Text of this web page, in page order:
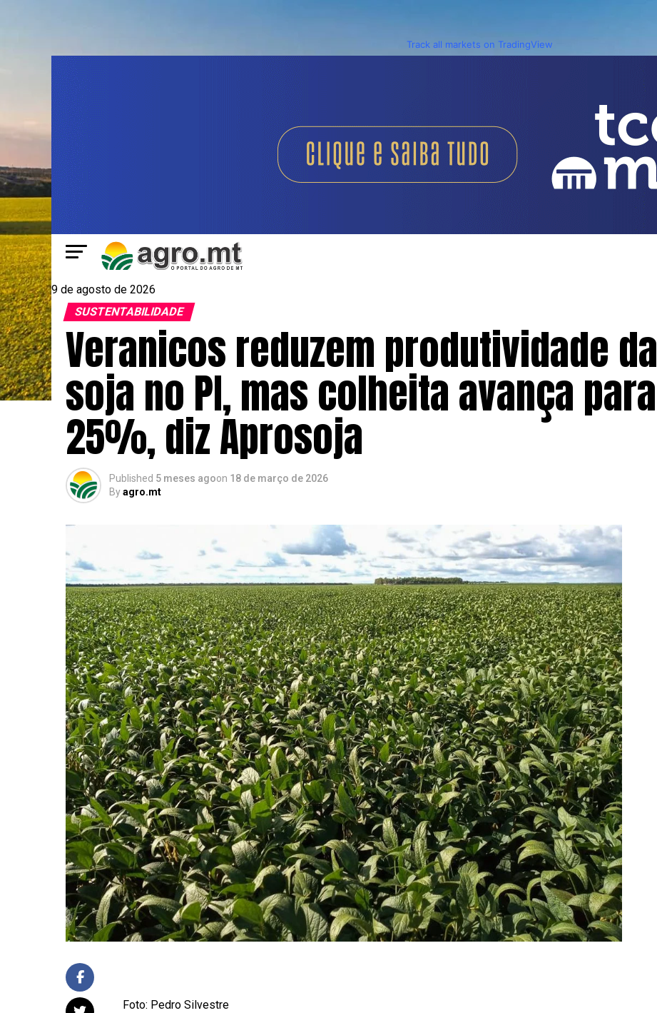
Track all markets on TradingView
9 de agosto de 2026
SUSTENTABILIDADE
Veranicos reduzem produtividade da
soja no PI, mas colheita avança para
25%, diz Aprosoja
Published 5 meses agoon 18 de março de 2026
Byagro.mt
Foto: Pedro Silvestre